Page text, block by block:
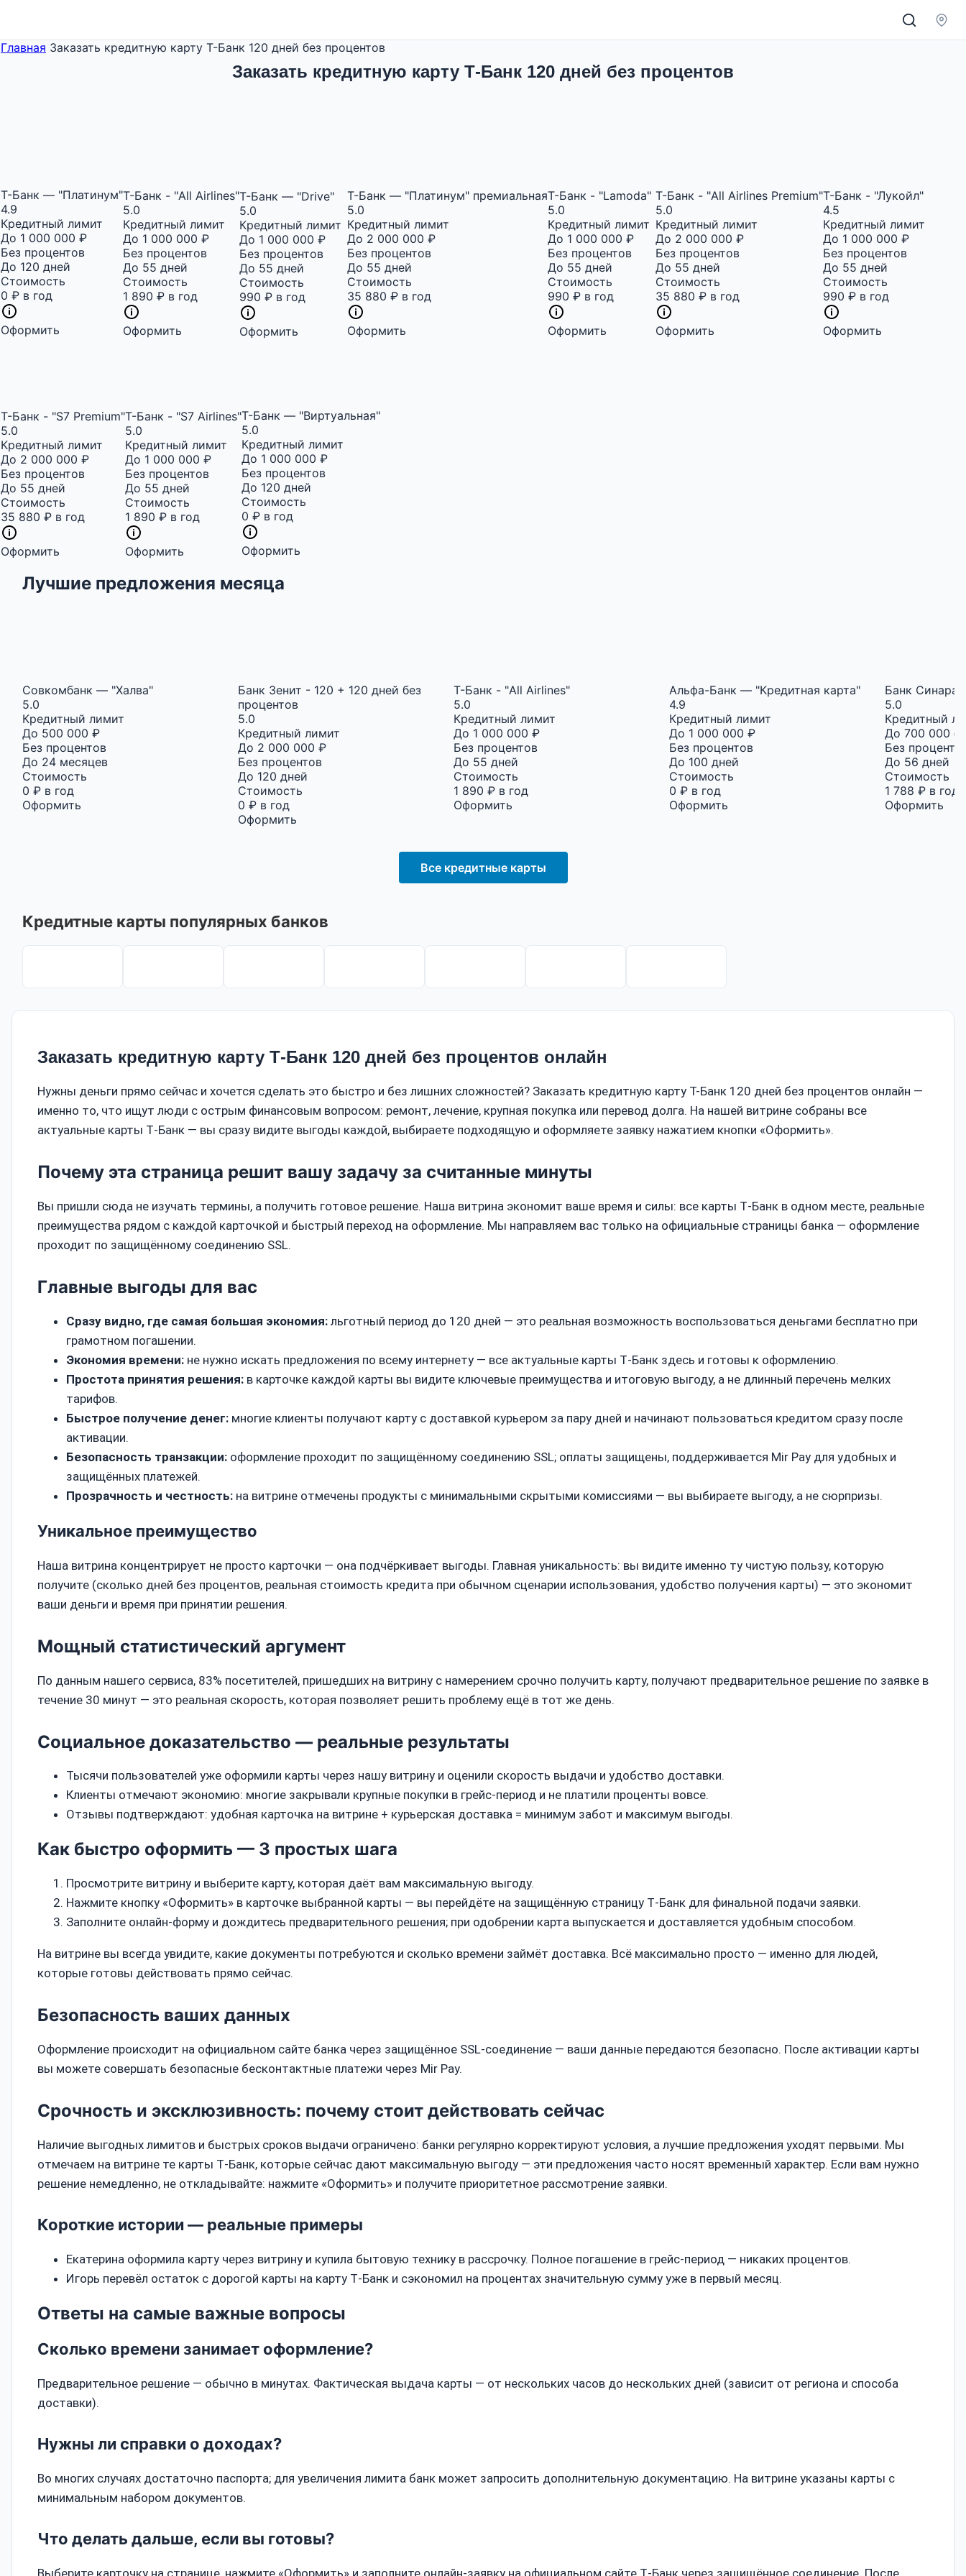
Главная Заказать кредитную карту Т-Банк 120 дней без процентов
Заказать кредитную карту Т-Банк 120 дней без процентов
Т-Банк — "Платинум"
4.9
Кредитный лимит
До 1 000 000 ₽
Без процентов
До 120 дней
Стоимость
0 ₽ в год
Оформить
Т-Банк - "All Airlines"
5.0
Кредитный лимит
До 1 000 000 ₽
Без процентов
До 55 дней
Стоимость
1 890 ₽ в год
Оформить
Т-Банк — "Drive"
5.0
Кредитный лимит
До 1 000 000 ₽
Без процентов
До 55 дней
Стоимость
990 ₽ в год
Оформить
Т-Банк — "Платинум" премиальная
5.0
Кредитный лимит
До 2 000 000 ₽
Без процентов
До 55 дней
Стоимость
35 880 ₽ в год
Оформить
Т-Банк - "Lamoda"
5.0
Кредитный лимит
До 1 000 000 ₽
Без процентов
До 55 дней
Стоимость
990 ₽ в год
Оформить
Т-Банк - "All Airlines Premium"
5.0
Кредитный лимит
До 2 000 000 ₽
Без процентов
До 55 дней
Стоимость
35 880 ₽ в год
Оформить
Т-Банк - "Лукойл"
4.5
Кредитный лимит
До 1 000 000 ₽
Без процентов
До 55 дней
Стоимость
990 ₽ в год
Оформить
Т-Банк - "S7 Premium"
5.0
Кредитный лимит
До 2 000 000 ₽
Без процентов
До 55 дней
Стоимость
35 880 ₽ в год
Оформить
Т-Банк - "S7 Airlines"
5.0
Кредитный лимит
До 1 000 000 ₽
Без процентов
До 55 дней
Стоимость
1 890 ₽ в год
Оформить
Т-Банк — "Виртуальная"
5.0
Кредитный лимит
До 1 000 000 ₽
Без процентов
До 120 дней
Стоимость
0 ₽ в год
Оформить
Лучшие предложения месяца
Совкомбанк — "Халва"
5.0
Кредитный лимит
До 500 000 ₽
Без процентов
До 24 месяцев
Стоимость
0 ₽ в год
Оформить
Банк Зенит - 120 + 120 дней без
процентов
5.0
Кредитный лимит
До 2 000 000 ₽
Без процентов
До 120 дней
Стоимость
0 ₽ в год
Оформить
Т-Банк - "All Airlines"
5.0
Кредитный лимит
До 1 000 000 ₽
Без процентов
До 55 дней
Стоимость
1 890 ₽ в год
Оформить
Альфа-Банк — "Кредитная карта"
4.9
Кредитный лимит
До 1 000 000 ₽
Без процентов
До 100 дней
Стоимость
0 ₽ в год
Оформить
Банк Синара
5.0
Кредитный
До 700 000 ₽
Без
До 56 дней
Стоимость
1 788 ₽ в год
Оформить
Все кредитные карты
Кредитные карты популярных банков
Заказать кредитную карту Т-Банк 120 дней без процентов онлайн
Нужны деньги прямо сейчас и хочется сделать это быстро и без лишних сложностей? Заказать кредитную карту Т-Банк 120 дней без процентов онлайн —
именно то, что ищут люди с острым финансовым вопросом: ремонт, лечение, крупная покупка или перевод долга. На нашей витрине собраны все
актуальные карты Т‑Банк — вы сразу видите выгоды каждой, выбираете подходящую и оформляете заявку нажатием кнопки «Оформить».
Почему эта страница решит вашу задачу за считанные минуты
Вы пришли сюда не изучать термины, а получить готовое решение. Наша витрина экономит ваше время и силы: все карты Т‑Банк в одном месте, реальные
преимущества рядом с каждой карточкой и быстрый переход на оформление. Мы направляем вас только на официальные страницы банка — оформление
проходит по защищённому соединению SSL.
Главные выгоды для вас
Сразу видно, где самая большая экономия: льготный период до 120 дней — это реальная возможность воспользоваться деньгами бесплатно при
грамотном погашении.
Экономия времени: не нужно искать предложения по всему интернету — все актуальные карты Т‑Банк здесь и готовы к оформлению.
Простота принятия решения: в карточке каждой карты вы видите ключевые преимущества и итоговую выгоду, а не длинный перечень мелких
тарифов.
Быстрое получение денег: многие клиенты получают карту с доставкой курьером за пару дней и начинают пользоваться кредитом сразу после
активации.
Безопасность транзакции: оформление проходит по защищённому соединению SSL; оплаты защищены, поддерживается Mir Pay для удобных и
защищённых платежей.
Прозрачность и честность: на витрине отмечены продукты с минимальными скрытыми комиссиями — вы выбираете выгоду, а не сюрпризы.
Уникальное преимущество
Наша витрина концентрирует не просто карточки — она подчёркивает выгоды. Главная уникальность: вы видите именно ту чистую пользу, которую
получите (сколько дней без процентов, реальная стоимость кредита при обычном сценарии использования, удобство получения карты) — это экономит
ваши деньги и время при принятии решения.
Мощный статистический аргумент
По данным нашего сервиса, 83% посетителей, пришедших на витрину с намерением срочно получить карту, получают предварительное решение по заявке в
течение 30 минут — это реальная скорость, которая позволяет решить проблему ещё в тот же день.
Социальное доказательство — реальные результаты
Тысячи пользователей уже оформили карты через нашу витрину и оценили скорость выдачи и удобство доставки.
Клиенты отмечают экономию: многие закрывали крупные покупки в грейс‑период и не платили проценты вовсе.
Отзывы подтверждают: удобная карточка на витрине + курьерская доставка = минимум забот и максимум выгоды.
Как быстро оформить — 3 простых шага
Просмотрите витрину и выберите карту, которая даёт вам максимальную выгоду.
Нажмите кнопку «Оформить» в карточке выбранной карты — вы перейдёте на защищённую страницу Т‑Банк для финальной подачи заявки.
Заполните онлайн‑форму и дождитесь предварительного решения; при одобрении карта выпускается и доставляется удобным способом.
На витрине вы всегда увидите, какие документы потребуются и сколько времени займёт доставка. Всё максимально просто — именно для людей,
которые готовы действовать прямо сейчас.
Безопасность ваших данных
Оформление происходит на официальном сайте банка через защищённое SSL‑соединение — ваши данные передаются безопасно. После активации карты
вы можете совершать безопасные бесконтактные платежи через Mir Pay.
Срочность и эксклюзивность: почему стоит действовать сейчас
Наличие выгодных лимитов и быстрых сроков выдачи ограничено: банки регулярно корректируют условия, а лучшие предложения уходят первыми. Мы
отмечаем на витрине те карты Т‑Банк, которые сейчас дают максимальную выгоду — эти предложения часто носят временный характер. Если вам нужно
решение немедленно, не откладывайте: нажмите «Оформить» и получите приоритетное рассмотрение заявки.
Короткие истории — реальные примеры
Екатерина оформила карту через витрину и купила бытовую технику в рассрочку. Полное погашение в грейс‑период — никаких процентов.
Игорь перевёл остаток с дорогой карты на карту Т‑Банк и сэкономил на процентах значительную сумму уже в первый месяц.
Ответы на самые важные вопросы
Сколько времени занимает оформление?
Предварительное решение — обычно в минутах. Фактическая выдача карты — от нескольких часов до нескольких дней (зависит от региона и способа
доставки).
Нужны ли справки о доходах?
Во многих случаях достаточно паспорта; для увеличения лимита банк может запросить дополнительную документацию. На витрине указаны карты с
минимальным набором документов.
Что делать дальше, если вы готовы?
Выберите карточку на странице, нажмите «Оформить» и заполните онлайн‑заявку на официальном сайте Т‑Банк через защищённое соединение. После